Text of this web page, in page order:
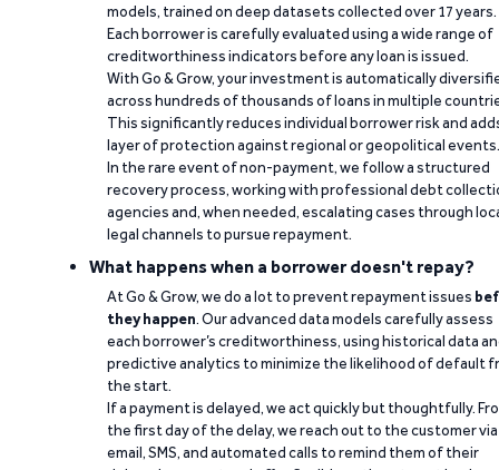
models, trained on deep datasets collected over 17 years.
Each borrower is carefully evaluated using a wide range of
creditworthiness indicators before any loan is issued.
With Go & Grow, your investment is automatically
across hundreds of thousands of loans in multiple
This significantly reduces individual borrower risk and
layer of protection against regional or geopolitical events.
In the rare event of non-payment, we follow a structured
recovery process, working with professional debt
agencies and, when needed, escalating cases through
legal channels to pursue repayment.
What happens when a borrower doesn't repay?
At Go & Grow, we do a lot to prevent repayment issues
they happen. Our advanced data models carefully assess
each borrower’s creditworthiness, using historical data
predictive analytics to minimize the likelihood of default
the start.
If a payment is delayed, we act quickly but thoughtfully.
the first day of the delay, we reach out to the customer via
email, SMS, and automated calls to remind them of their